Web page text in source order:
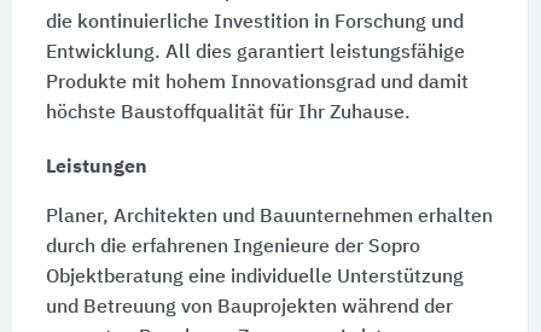
die kontinuierliche Investition in Forschung und
Entwicklung. All dies garantiert leistungsfähige
Produkte mit hohem Innovationsgrad und damit
höchste Baustoffqualität für Ihr Zuhause.
Leistungen
Planer, Architekten und Bauunternehmen erhalten
durch die erfahrenen Ingenieure der Sopro
Objektberatung eine individuelle Unterstützung
und Betreuung von Bauprojekten während der